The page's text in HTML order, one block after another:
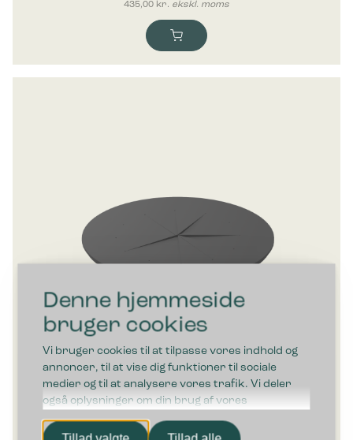
Denne hjemmeside
bruger cookies
Vi bruger cookies til at tilpasse vores indhold og
annoncer, til at vise dig funktioner til sociale
medier og til at analysere vores trafik. Vi deler
også oplysninger om din brug af vores
hjemmeside med vores partnere inden for sociale
medier, annonceringspartnere og
435,00 kr. ekskl. moms
Bica Flaskeindkast Ø18 cm